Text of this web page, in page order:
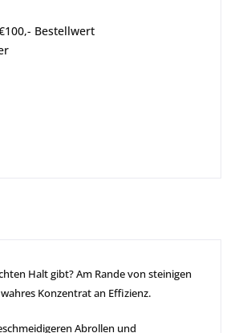
Bestellwert
Halt gibt? Am Rande von steinigen
Konzentrat an Effizienz.
Abrollen und